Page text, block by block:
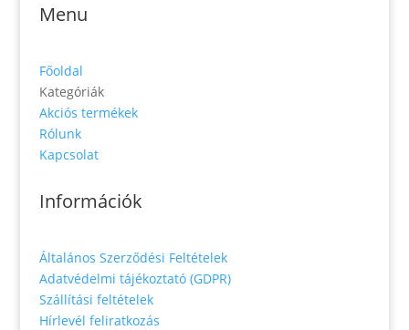
Menu
Főoldal
Kategóriák
Akciós termékek
Rólunk
Kapcsolat
Információk
Általános Szerződési Feltételek
Adatvédelmi tájékoztató (GDPR)
Szállítási feltételek
Hírlevél feliratkozás